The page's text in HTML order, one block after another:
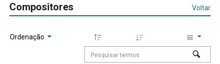
Compositores Voltar
Ordenação